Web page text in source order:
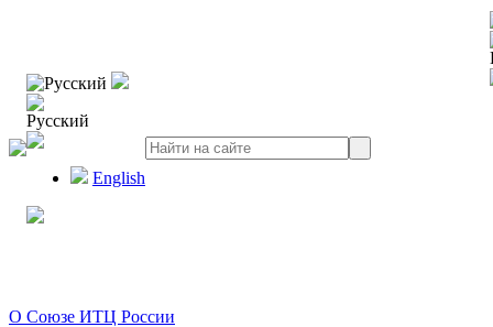
Русский
Русский
English
О Союзе ИТЦ России